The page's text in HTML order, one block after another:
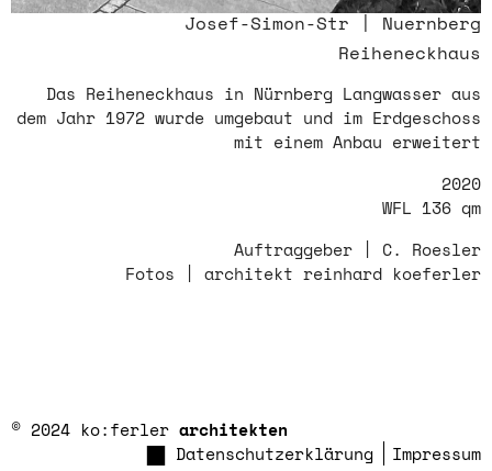
Josef-Simon-Str | Nuernberg
Reiheneckhaus
Das Reiheneckhaus in Nürnberg Langwasser aus
dem Jahr 1972 wurde umgebaut und im Erdgeschoss
mit einem Anbau erweitert
2020
WFL 136 qm
Auftraggeber | C. Roesler
Fotos | architekt reinhard koeferler
© 2024 ko:ferler architekten
Datenschutzerklärung
Impressum